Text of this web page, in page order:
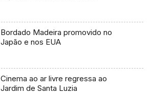
Bordado Madeira promovido no
Japão e nos EUA
Cinema ao ar livre regressa ao
Jardim de Santa Luzia